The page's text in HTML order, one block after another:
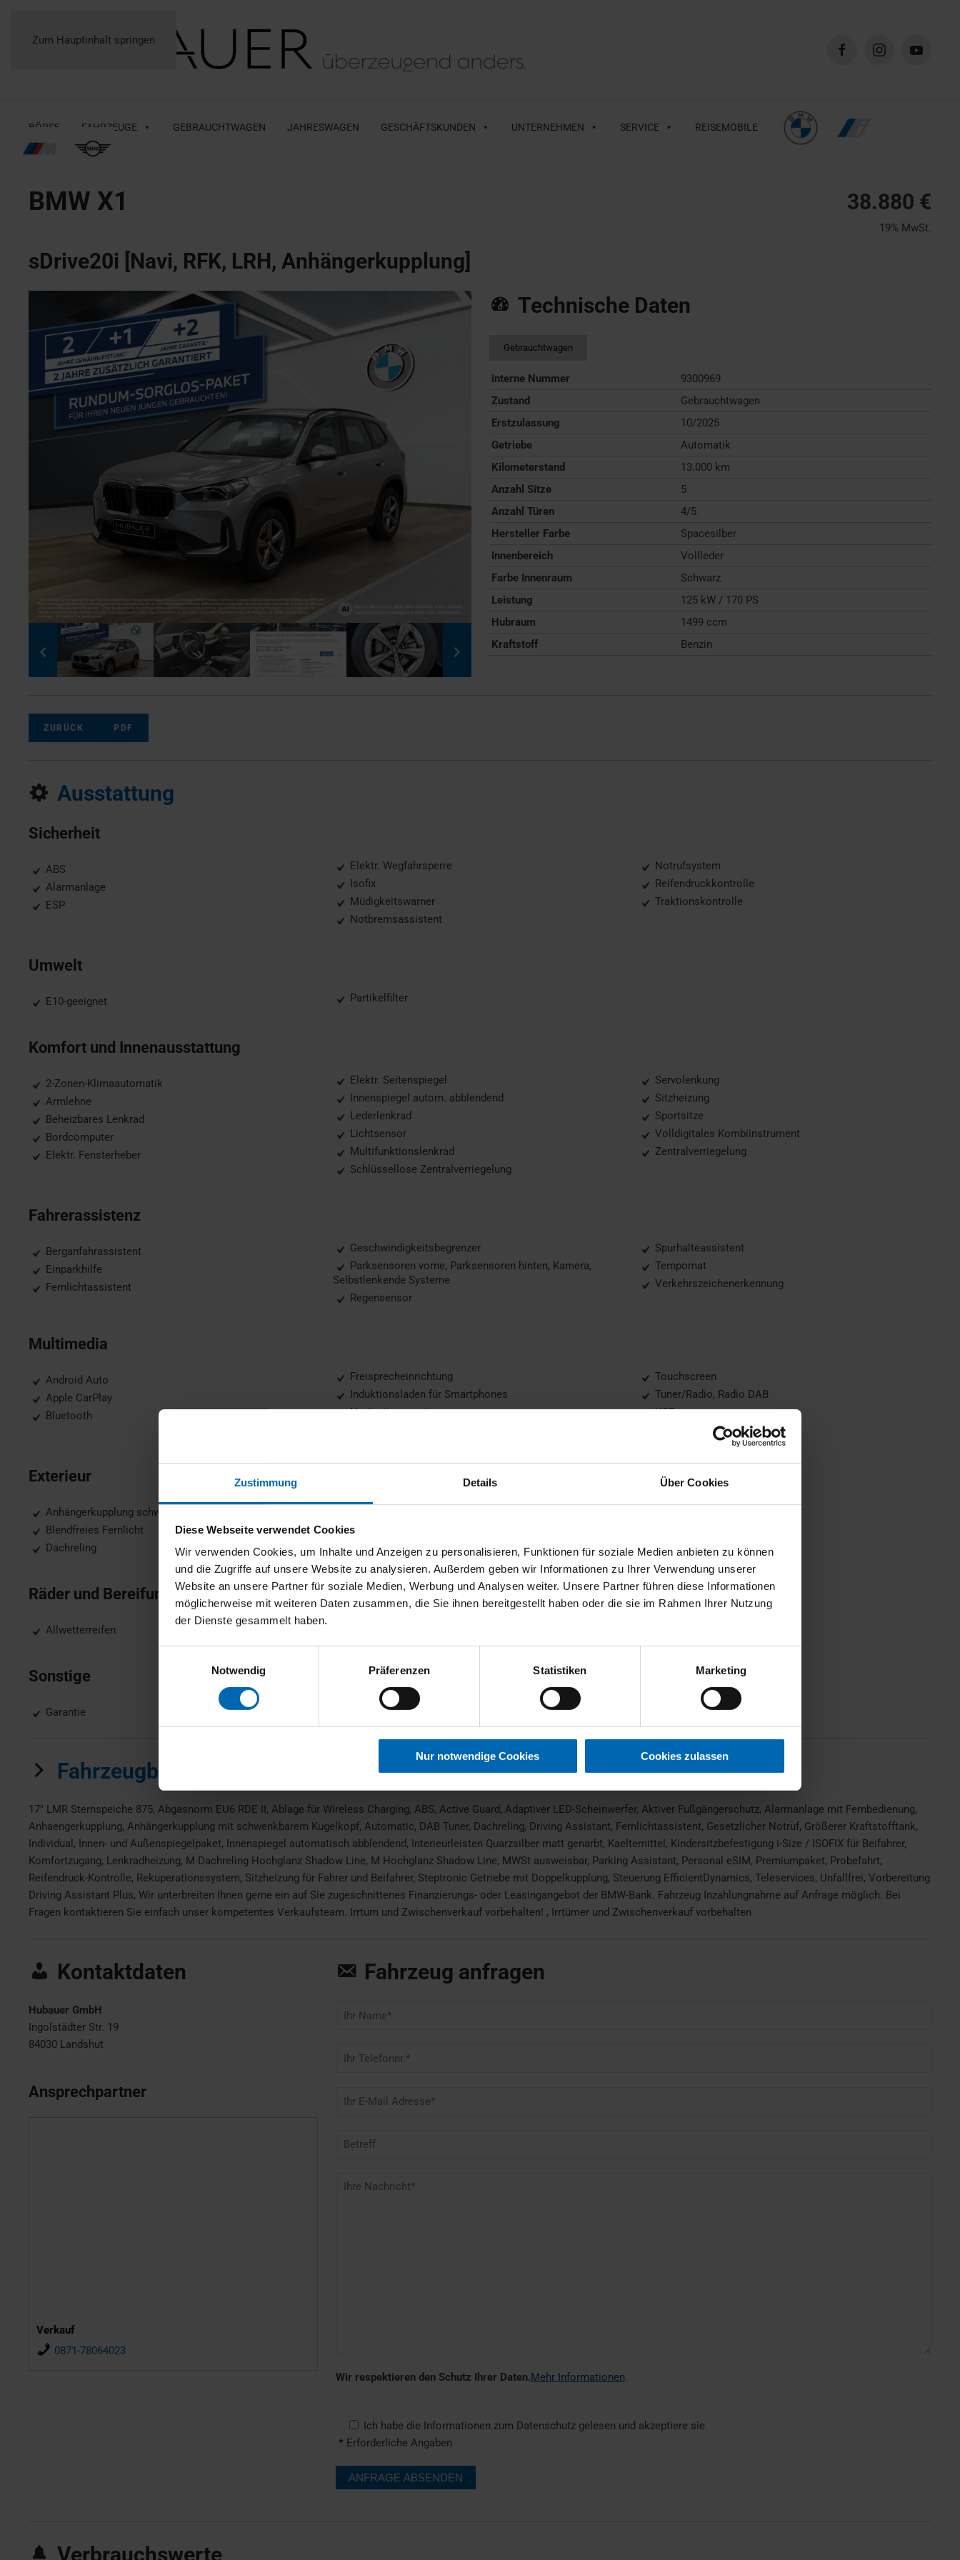
Zustimmung Details Über Cookies
Diese Webseite verwendet Cookies
Wir verwenden Cookies, um Inhalte und Anzeigen zu personalisieren, Funktionen für soziale Medien anbieten zu können
und die Zugriffe auf unsere Website zu analysieren. Außerdem geben wir Informationen zu Ihrer Verwendung unserer
Website an unsere Partner für soziale Medien, Werbung und Analysen weiter. Unsere Partner führen diese Informationen
möglicherweise mit weiteren Daten zusammen, die Sie ihnen bereitgestellt haben oder die sie im Rahmen Ihrer Nutzung
der Dienste gesammelt haben.
Notwendig
Präferenzen Statistiken Marketing
Nur notwendige Cookies Cookies zulassen
Zum Hauptinhalt springen
BÖRSE FAHRZEUGE GEBRAUCHTWAGEN JAHRESWAGEN GESCHÄFTSKUNDEN UNTERNEHMEN SERVICE REISEMOBILE
BMW X1
sDrive20i [Navi, RFK, LRH, Anhängerkupplung]
38.880 €
19% MwSt.
Technische Daten
Gebrauchtwagen
interne Nummer
9300969
Zustand
Gebrauchtwagen
Erstzulassung
10/2025
Getriebe
Automatik
Kilometerstand
13.000 km
Anzahl Sitze
5
Anzahl Türen
4/5
Hersteller Farbe
Spacesilber
Innenbereich
Vollleder
Farbe Innenraum
Schwarz
Leistung
125 kW / 170 PS
Hubraum
1499 ccm
Kraftstoff
Benzin
ZURÜCK PDF
Ausstattung
Sicherheit
ABS
Alarmanlage
ESP
Elektr. Wegfahrsperre
Isofix
Müdigkeitswarner
Notbremsassistent
Notrufsystem
Reifendruckkontrolle
Traktionskontrolle
Umwelt
E10-geeignet Partikelfilter
Komfort und Innenausstattung
2-Zonen-Klimaautomatik
Armlehne
Beheizbares Lenkrad
Bordcomputer
Elektr. Fensterheber
Elektr. Seitenspiegel
Innenspiegel autom. abblendend
Lederlenkrad
Lichtsensor
Multifunktionslenkrad
Schlüssellose Zentralverriegelung
Servolenkung
Sitzheizung
Sportsitze
Volldigitales Kombiinstrument
Zentralverriegelung
Fahrerassistenz
Berganfahrassistent
Einparkhilfe
Fernlichtassistent
Geschwindigkeitsbegrenzer
Parksensoren vorne, Parksensoren hinten, Kamera,
Selbstlenkende Systeme
Regensensor
Spurhalteassistent
Tempomat
Verkehrszeichenerkennung
Multimedia
Android Auto
Apple CarPlay
Bluetooth
Freisprecheinrichtung
Induktionsladen für Smartphones
Navigationssystem
Touchscreen
Tuner/Radio, Radio DAB
USB
Exterieur
Anhängerkupplung schwenkbar, Anhängerkupplung fest
Blendfreies Fernlicht
Dachreling
Elektr. Heckklappe
Kurvenlicht
LED-Scheinwerfer
Metallic
Räder und Bereifung
Allwetterreifen
Sonstige
Garantie HU neu Scheckheftgepflegt
Fahrzeugbeschreibung
17'' LMR Sternspeiche 875, Abgasnorm EU6 RDE II, Ablage für Wireless Charging, ABS, Active Guard, Adaptiver LED-Scheinwerfer, Aktiver Fußgängerschutz, Alarmanlage mit Fernbedienung,
Anhaengerkupplung, Anhängerkupplung mit schwenkbarem Kugelkopf, Automatic, DAB Tuner, Dachreling, Driving Assistant, Fernlichtassistent, Gesetzlicher Notruf, Größerer Kraftstofftank,
Individual, Innen- und Außenspiegelpaket, Innenspiegel automatisch abblendend, Interieurleisten Quarzsilber matt genarbt, Kaeltemittel, Kindersitzbefestigung i-Size / ISOFIX für Beifahrer,
Komfortzugang, Lenkradheizung, M Dachreling Hochglanz Shadow Line, M Hochglanz Shadow Line, MWSt ausweisbar, Parking Assistant, Personal eSIM, Premiumpaket, Probefahrt,
Reifendruck-Kontrolle, Rekuperationssystem, Sitzheizung für Fahrer und Beifahrer, Steptronic Getriebe mit Doppelkupplung, Steuerung EfficientDynamics, Teleservices, Unfallfrei, Vorbereitung
Driving Assistant Plus, Wir unterbreiten Ihnen gerne ein auf Sie zugeschnittenes Finanzierungs- oder Leasingangebot der BMW-Bank. Fahrzeug Inzahlungnahme auf Anfrage möglich. Bei
Fragen kontaktieren Sie einfach unser kompetentes Verkaufsteam. Irrtum und Zwischenverkauf vorbehalten! , Irrtümer und Zwischenverkauf vorbehalten
Kontaktdaten
Hubauer GmbH
Ingolstädter Str. 19
84030 Landshut
Ansprechpartner
Verkauf
0871-78064023
Fahrzeug anfragen
Wir respektieren den Schutz Ihrer Daten.Mehr Informationen.
Ich habe die Informationen zum Datenschutz gelesen und akzeptiere sie.
*Erforderliche Angaben
Verbrauchswerte